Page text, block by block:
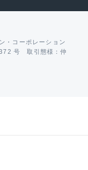
・コーポレーション
号 取引態様：仲